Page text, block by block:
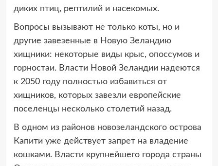
диких птиц, рептилий и насекомых.
Вопросы вызывают не только коты, но и
другие завезенные в Новую Зеландию
хищники: некоторые виды крыс, опоссумов и
горностаи. Власти Новой Зеландии надеются
к 2050 году полностью избавиться от
хищников, которых завезли европейские
поселенцы несколько столетий назад.
В одном из районов новозеландского острова
Капити уже действует запрет на владение
кошками. Власти крупнейшего города страны